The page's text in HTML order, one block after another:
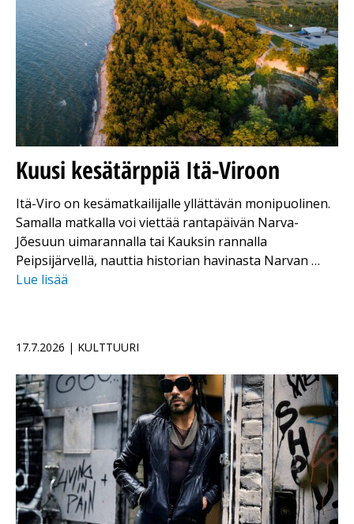
Kuusi kesätärppiä Itä-Viroon
Itä-Viro on kesämatkailijalle yllättävän monipuolinen.
Samalla matkalla voi viettää rantapäivän Narva-
Jõesuun uimarannalla tai Kauksin rannalla
Peipsijärvellä, nauttia historian havinasta Narvan …
Lue lisää
17.7.2026 | KULTTUURI